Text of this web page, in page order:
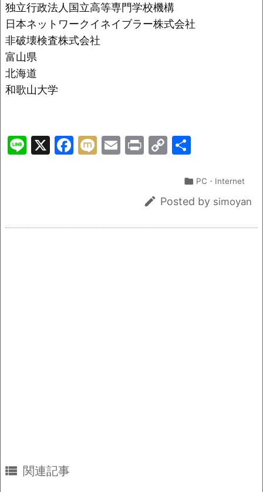
独立行政法人国立高等専門学校機構
日本ネットワークイネイブラー株式会社
非破壊検査株式会社
富山県
北海道
和歌山大学
Li X
F
M E
Pr C
y
 PC・Internet
 Posted by simoyan
 関連記事